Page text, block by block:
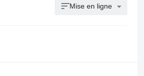
Mise en ligne